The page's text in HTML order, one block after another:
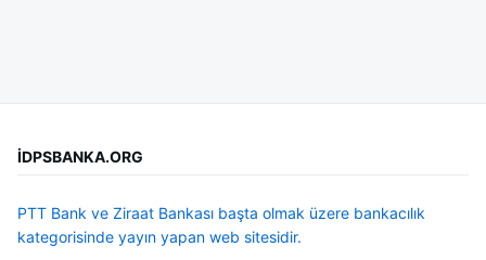
İDPSBANKA.ORG
PTT Bank ve Ziraat Bankası başta olmak üzere bankacılık
kategorisinde yayın yapan web sitesidir.